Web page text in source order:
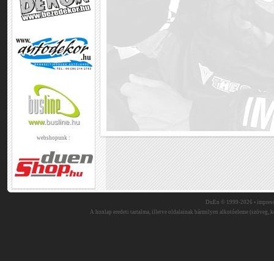
webshopunk :
DuEn © 1999-2026 •
A honlap eredeti tartalma, illetve oldalainak bármilyen alkotóeleme (szöveg,